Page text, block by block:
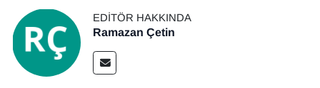
EDITÖR HAKKINDA
Ramazan Çetin
VAN'DA SPOR
Vasıta
YAŞAM